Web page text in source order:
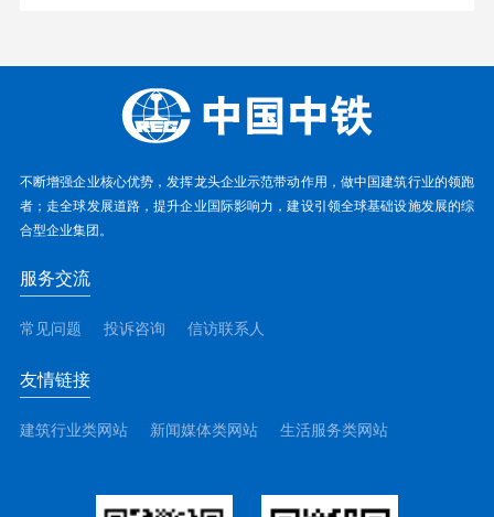
不断增强企业核心优势，发挥龙头企业示范带动作用，做中国建筑行业的领跑
者；走全球发展道路，提升企业国际影响力，建设引领全球基础设施发展的综
合型企业集团。
服务交流
常见问题 投诉咨询 信访联系人
友情链接
建筑行业类网站 新闻媒体类网站 生活服务类网站